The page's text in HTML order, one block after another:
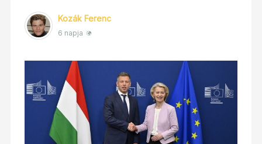
Kozák Ferenc
6 napja